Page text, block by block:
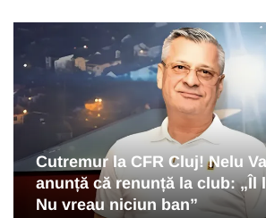
Cutremur la CFR Cluj! Nelu
anunță că renunță la club: „Îl
Nu vreau niciun ban”